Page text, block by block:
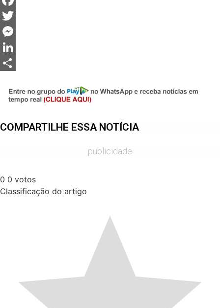
Facebook
Twitter
Messenger
LinkedIn
COMPARTILHE ESSA NOTÍCIA
publicidade
0 0 votos
Classificação do artigo